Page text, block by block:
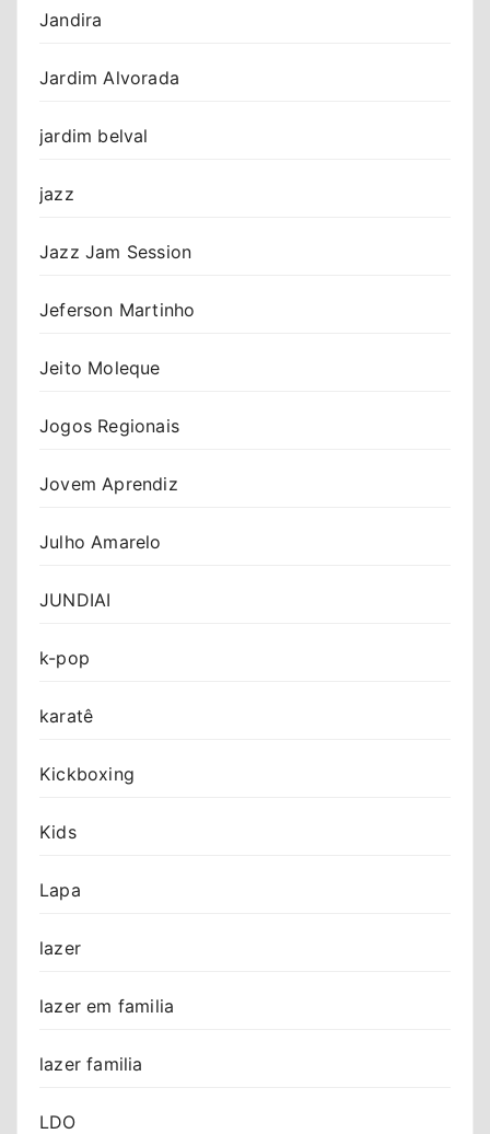
Jandira
Jardim Alvorada
jardim belval
jazz
Jazz Jam Session
Jeferson Martinho
Jeito Moleque
Jogos Regionais
Jovem Aprendiz
Julho Amarelo
JUNDIAI
k-pop
karatê
Kickboxing
Kids
Lapa
lazer
lazer em familia
lazer familia
LDO